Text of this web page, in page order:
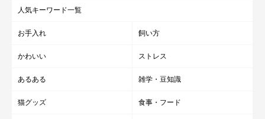
［機能性商品］ 毛玉ケア 食事の吐き戻し軽減対応 下部尿路
の健康維持用 等
「銀のスプーン® 三ツ星グルメ®」
人気キーワード一覧
お手入れ 飼い方
かわいい ストレス
あるある 雑学・豆知識
猫グッズ 食事・フード